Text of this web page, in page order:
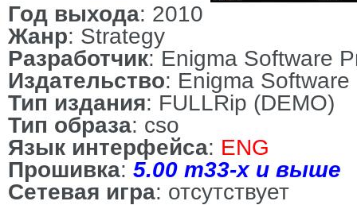
Год выхода: 2010
Жанр: Strategy
Разработчик: Enigma Software
Издательство: Enigma
Тип издания: FULLRip (DEMO)
Тип образа: cso
Язык интерфейса: ENG
Прошивка: 5.00 m33-x и выше
Сетевая игра: отсутствует